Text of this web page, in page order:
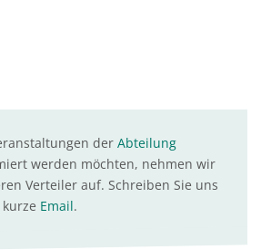
der Abteilung
werden möchten, nehmen wir
Verteiler auf. Schreiben Sie uns
Email.